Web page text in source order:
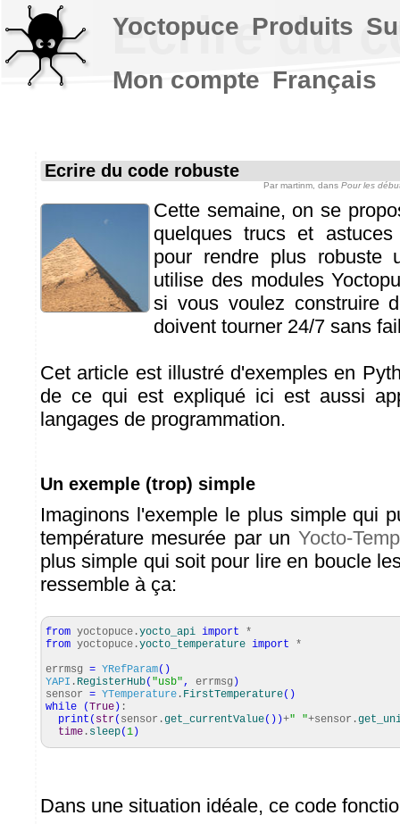
Ecrire du
Ecrire du code robuste
Par martinm , dans Pour les
Cette semaine, on se
quelques trucs et astuces
pour rendre plus robuste
utilise des modules
si vous voulez construire
doivent tourner 24/7 sans
Cet article est illustré d'exemples en
de ce qui est expliqué ici est aussi
langages de programmation.
Un exemple (trop) simple
Imaginons l'exemple le plus simple qui
température mesurée par un Yocto-
plus simple qui soit pour lire en boucle
ressemble à ça:
from yoctopuce.yocto_api import *
from yoctopuce.yocto_temperature import *
errmsg = YRefParam( )
YAPI . RegisterHub( "usb", errmsg )
sensor = YTemperature . FirstTemperature( )
while
(True ) :
print ( str( sensor.get_currentValue( ) )+" "+sensor.
time . sleep(1 )
Dans une situation idéale, ce code
Yoctopuce Produits
Mon compte Français